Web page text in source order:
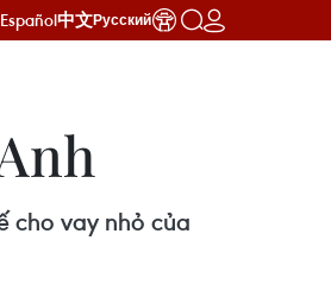
Español中文Русский
cho vay nhỏ của